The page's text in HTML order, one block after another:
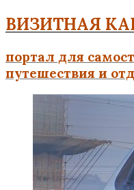
ВИЗИТНАЯ
портал для
путешествия и